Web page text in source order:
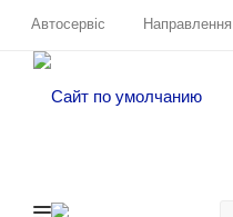
Автосервіс Направлення